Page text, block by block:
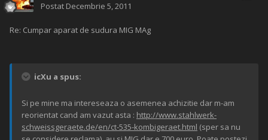
Postat Decembrie 5, 2011
Re: Cumpar aparat de sudura MIG MAg
icXu a spus:
Si pe mine ma intereseaza o asemenea achizitie dar m-am
reorientat cand am vazut asta : http://www.stahlwerk-
schweissgeraete.de/en/ct-535-kombigeraet.html (sper sa nu